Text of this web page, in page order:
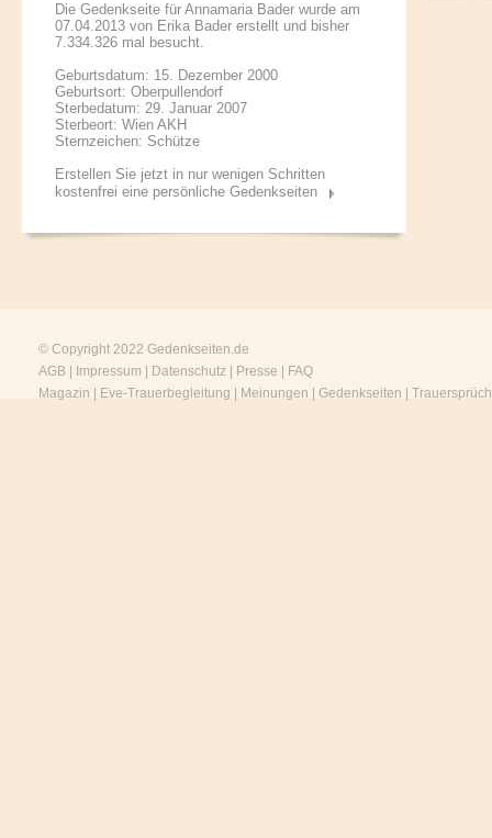
Die Gedenkseite für Annamaria Bader wurde am
07.04.2013 von Erika Bader erstellt und bisher
7.334.326 mal besucht.
Geburtsdatum: 15. Dezember 2000
Geburtsort: Oberpullendorf
Sterbedatum: 29. Januar 2007
Sterbeort: Wien AKH
Sternzeichen: Schütze
Erstellen Sie jetzt in nur wenigen Schritten
kostenfrei eine persönliche Gedenkseiten
© Copyright 2022 Gedenkseiten.de
AGB
Impressum Datenschutz Presse
FAQ
Magazin
Eve-Trauerbegleitung Meinungen Gedenkseiten